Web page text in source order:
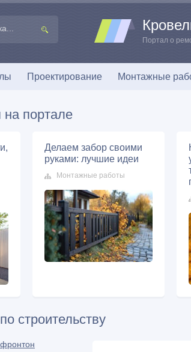
Портал о
Проектирование Монтажные
портале
Делаем забор своими
руками: лучшие идеи
Монтажные работы
строительству